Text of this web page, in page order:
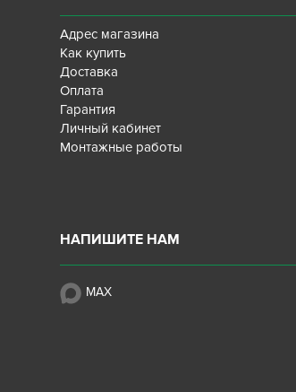
Адрес магазина
Как купить
Доставка
Оплата
Гарантия
Личный кабинет
Монтажные работы
НАПИШИТЕ НАМ
MAX